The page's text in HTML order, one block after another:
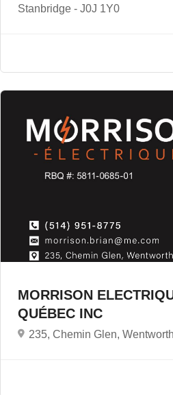
Stanbridge - J0J 1Y0
MORRISON
QUÉBEC INC
235, Chemin Glen,